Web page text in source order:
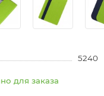
5240
для заказа